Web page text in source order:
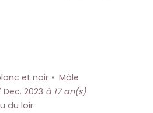
et noir
Mâle
2023 à 17 an(s)
du loir